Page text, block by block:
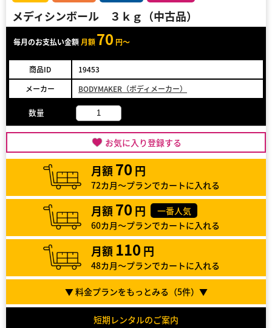
メディシンボール ３ｋｇ（中古品）
毎月のお支払い金額 月額70 円～
商品ID
19453
メーカー
BODYMAKER（ボディメーカー）
数量
お気に入り登録する
月額 70 円
72カ月～プランでカートに入れる
月額 70 円
一番人気
60カ月～プランでカートに入れる
月額 110 円
48カ月～プランでカートに入れる
▼ 料金プランをもっとみる（5件）▼
短期レンタルのご案内